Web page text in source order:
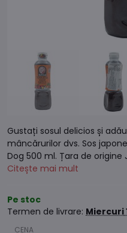
Gustați sosul delicios și
mâncărurilor dvs. Sos
Dog 500 ml. Țara de origine
Citește mai mult
Pe stoc
Termen de livrare: Miercuri